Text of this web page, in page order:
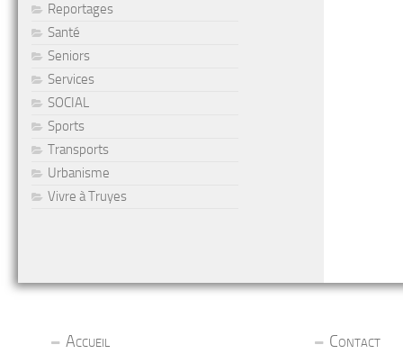
Reportages
Santé
Seniors
Services
SOCIAL
Sports
Transports
Urbanisme
Vivre à Truyes
Accueil
Contact